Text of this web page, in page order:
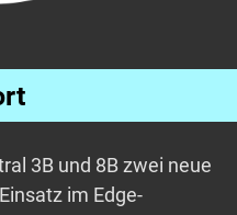
3B und 8B zwei neue
im Edge-